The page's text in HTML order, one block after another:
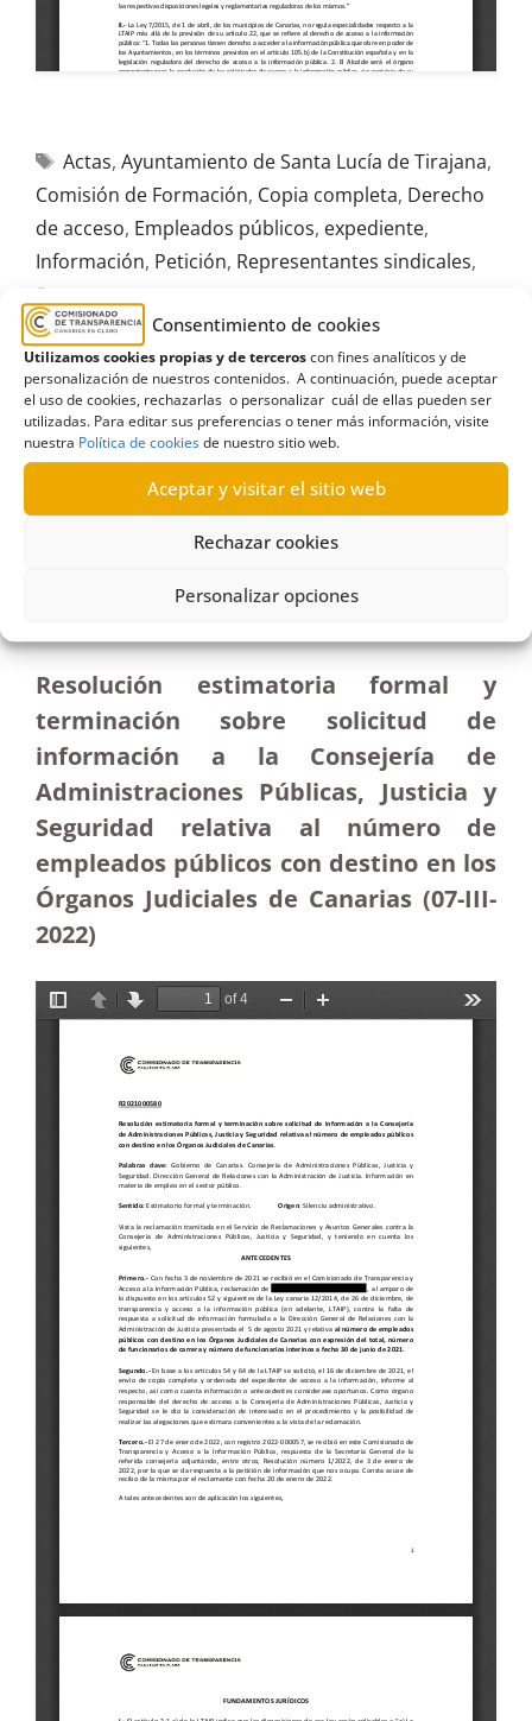
Consentimiento de cookies
Utilizamos cookies propias y de terceroscon fines analíticos y de
personalización de nuestros contenidos. A continuación, puede aceptar
el uso de cookies, rechazarlas o personalizar cuál de ellas pueden ser
utilizadas. Para editar sus preferencias o tener más información, visite
nuestra Política de cookiesde nuestro sitio web.
Aceptar y visitar el sitio web
Rechazar cookies
Personalizar opciones
Actas, Ayuntamiento de Santa Lucía de Tirajana,
Comisión de Formación, Copia completa, Derecho
de acceso, Empleados públicos, expediente,
Información, Petición, Representantes sindicales,
Sepca
R580/2021
Petición de información a la Consejería de
públicos en Órganos Judiciales de Canarias|
Resolución estimatoria formal y
terminación sobre solicitud de
información a la Consejería de
Administraciones Públicas, Justicia y
Seguridad relativa al número de
empleados públicos con destino en los
Órganos Judiciales de Canarias (07-III-
2022)